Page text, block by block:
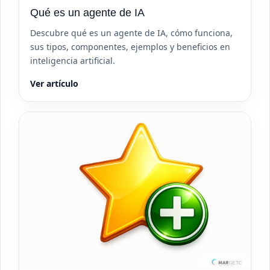
Qué es un agente de IA
Descubre qué es un agente de IA, cómo funciona,
sus tipos, componentes, ejemplos y beneficios en
inteligencia artificial.
Ver artículo